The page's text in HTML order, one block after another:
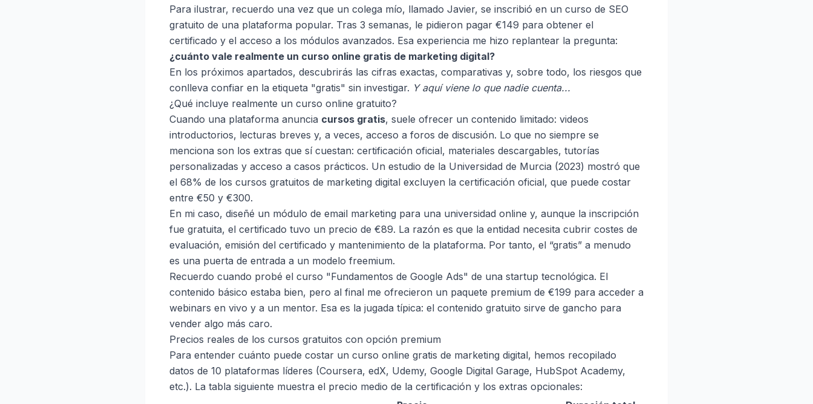
Para ilustrar, recuerdo una vez que un colega mío, llamado Javier, se inscribió en un curso de SEO
gratuito de una plataforma popular. Tras 3 semanas, le pidieron pagar €149 para obtener el
certificado y el acceso a los módulos avanzados. Esa experiencia me hizo replantear la pregunta:
¿cuánto vale realmente un curso online gratis de marketing digital?
En los próximos apartados, descubrirás las cifras exactas, comparativas y, sobre todo, los riesgos que
conlleva confiar en la etiqueta "gratis" sin investigar. Y aquí viene lo que nadie cuenta...
¿Qué incluye realmente un curso online gratuito?
Cuando una plataforma anuncia cursos gratis, suele ofrecer un contenido limitado: videos
introductorios, lecturas breves y, a veces, acceso a foros de discusión. Lo que no siempre se
menciona son los extras que sí cuestan: certificación oficial, materiales descargables, tutorías
personalizadas y acceso a casos prácticos. Un estudio de la Universidad de Murcia (2023) mostró que
el 68% de los cursos gratuitos de marketing digital excluyen la certificación oficial, que puede costar
entre €50 y €300.
En mi caso, diseñé un módulo de email marketing para una universidad online y, aunque la inscripción
fue gratuita, el certificado tuvo un precio de €89. La razón es que la entidad necesita cubrir costes de
evaluación, emisión del certificado y mantenimiento de la plataforma. Por tanto, el “gratis” a menudo
es una puerta de entrada a un modelo freemium.
Recuerdo cuando probé el curso "Fundamentos de Google Ads" de una startup tecnológica. El
contenido básico estaba bien, pero al final me ofrecieron un paquete premium de €199 para acceder a
webinars en vivo y a un mentor. Esa es la jugada típica: el contenido gratuito sirve de gancho para
vender algo más caro.
Precios reales de los cursos gratuitos con opción premium
Para entender cuánto puede costar un curso online gratis de marketing digital, hemos recopilado
datos de 10 plataformas líderes (Coursera, edX, Udemy, Google Digital Garage, HubSpot Academy,
etc.). La tabla siguiente muestra el precio medio de la certificación y los extras opcionales: